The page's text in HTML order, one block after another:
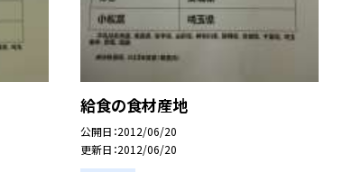
給食の食材産地
公開日 2012/06/20
更新日 2012/06/20